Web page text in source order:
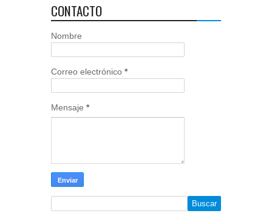
CONTACTO
Nombre
Correo electrónico *
Mensaje *